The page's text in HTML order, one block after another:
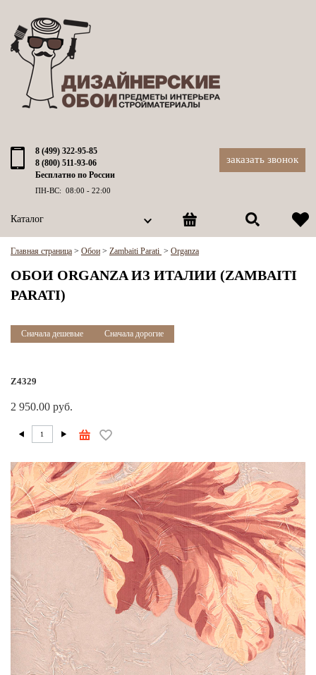
8 (499) 322-95-85
8 (800) 511-93-06
Бесплатно по России
ПН-ВС: 08:00 - 22:00
заказать звонок
Каталог
Главная страница > Обои > Zambaiti Parati > Organza
ОБОИ ORGANZA ИЗ ИТАЛИИ (ZAMBAITI
PARATI)
Сначала дешевые Сначала дорогие
Z4329
2 950.00 руб.